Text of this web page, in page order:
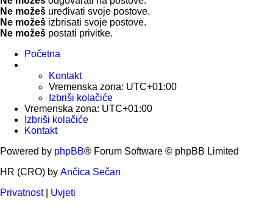
Ne možeš uređivati svoje postove.
Ne možeš izbrisati svoje postove.
Ne možeš postati privitke.
Početna
Kontakt
Vremenska zona: UTC+01:00
Izbriši kolačiće
Vremenska zona: UTC+01:00
Izbriši kolačiće
Kontakt
Powered by phpBB® Forum Software © phpBB Limited
HR (CRO) by Ančica Sečan
Privatnost| Uvjeti